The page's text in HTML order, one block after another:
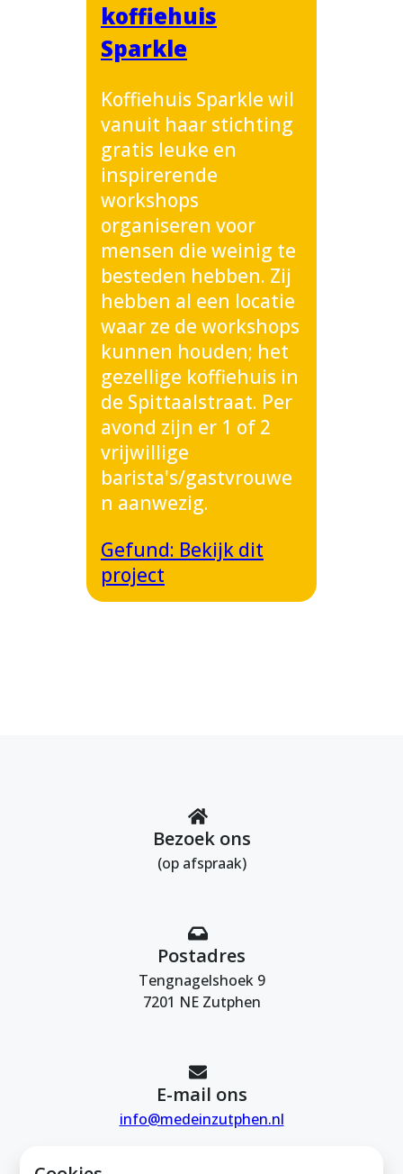
koffiehuis
Sparkle
Koffiehuis Sparkle wil
vanuit haar stichting
gratis leuke en
inspirerende
workshops
organiseren voor
mensen die weinig te
besteden hebben. Zij
hebben al een locatie
waar ze de workshops
kunnen houden; het
gezellige koffiehuis in
de Spittaalstraat. Per
avond zijn er 1 of 2
vrijwillige
barista's/gastvrouwe
n aanwezig.
Gefund: Bekijk dit
project
Bezoek ons
(op afspraak)
Postadres
Tengnagelshoek 9
7201 NE Zutphen
E-mail ons
info@medeinzutphen.nl